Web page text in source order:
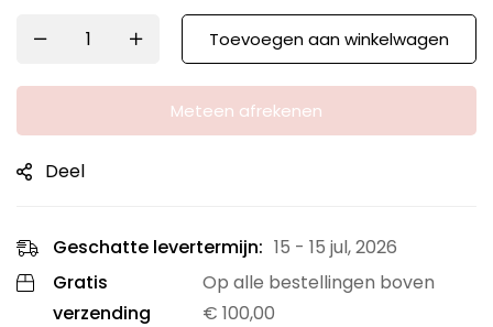
Toevoegen aan winkelwagen
Meteen afrekenen
Deel
Geschatte levertermijn: 15 - 15 jul, 2026
Gratis
verzending
Op alle bestellingen boven
€ 100,00